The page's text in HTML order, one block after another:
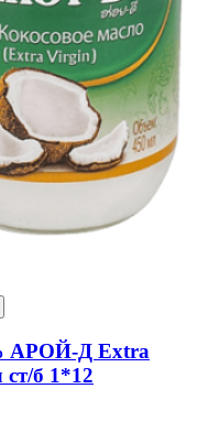
АРОЙ-Д Extra
б 1*12